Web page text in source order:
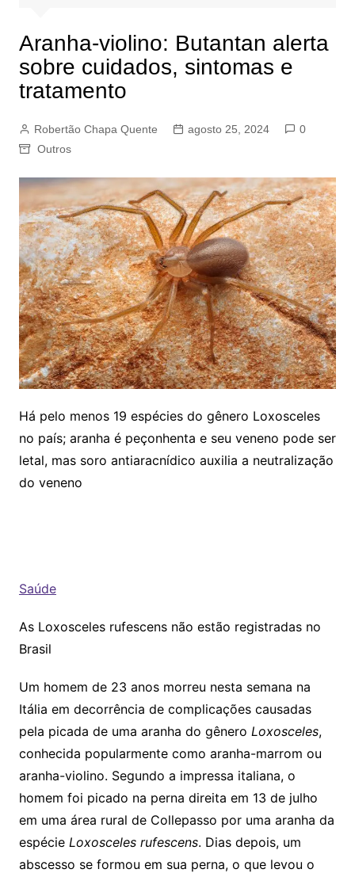
Aranha-violino: Butantan alerta
sobre cuidados, sintomas e
tratamento
Robertão Chapa Quente agosto 25, 2024
0
Outros
Há pelo menos 19 espécies do gênero Loxosceles
no país; aranha é peçonhenta e seu veneno pode ser
letal, mas soro antiaracnídico auxilia a neutralização
do veneno
Saúde
As Loxosceles rufescens não estão registradas no
Brasil
Um homem de 23 anos morreu nesta semana na
Itália em decorrência de complicações causadas
pela picada de uma aranha do gênero Loxosceles,
conhecida popularmente como aranha-marrom ou
aranha-violino. Segundo a impressa italiana, o
homem foi picado na perna direita em 13 de julho
em uma área rural de Collepasso por uma aranha da
espécie Loxosceles rufescens. Dias depois, um
abscesso se formou em sua perna, o que levou o